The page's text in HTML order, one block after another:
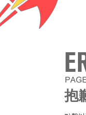
抱